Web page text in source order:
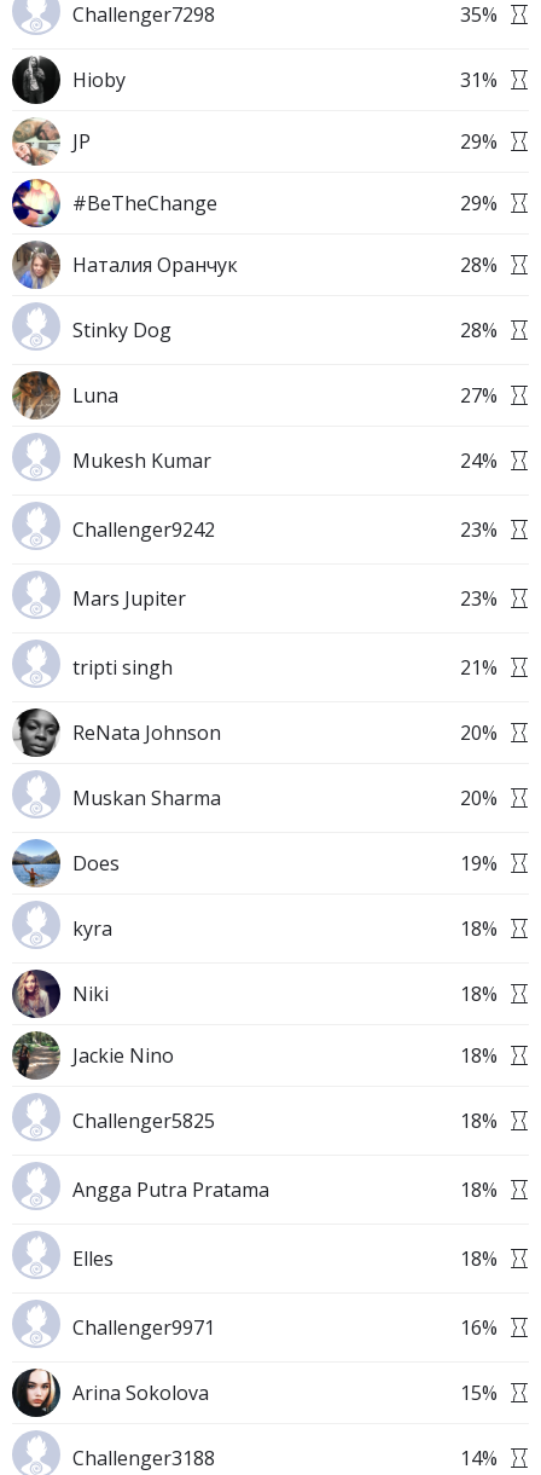
Challenger7298 35%
Hioby 31%
JP 29%
#BeTheChange 29%
Наталия Оранчук 28%
Stinky Dog 28%
Luna 27%
Mukesh Kumar 24%
Challenger9242 23%
Mars Jupiter 23%
tripti singh 21%
ReNata Johnson 20%
Muskan Sharma 20%
Does 19%
kyra 18%
Niki 18%
Jackie Nino 18%
Challenger5825 18%
Angga Putra Pratama 18%
Elles 18%
Challenger9971 16%
Arina Sokolova 15%
Challenger3188 14%